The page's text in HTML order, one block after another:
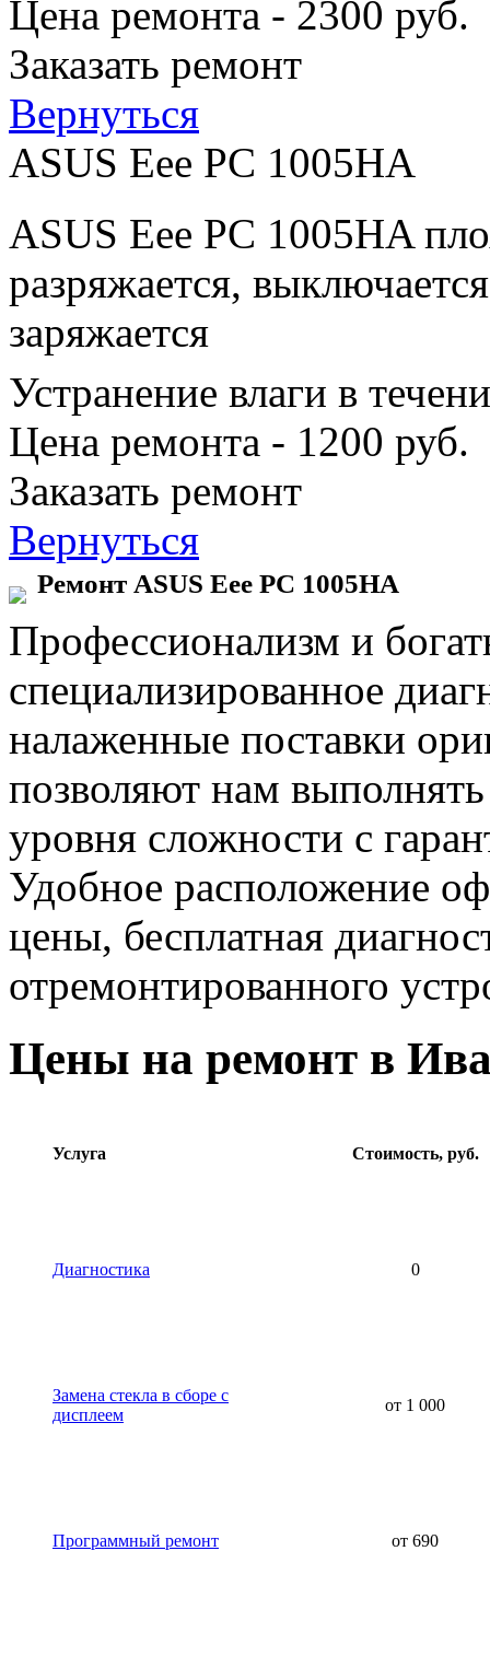
Цена ремонта - 2300 руб.
Заказать ремонт
Вернуться
ASUS Eee PC 1005HA
ASUS Eee PC 1005HA
разряжается,
заряжается
Устранение влаги в
Цена ремонта - 1200 руб.
Заказать ремонт
Вернуться
Ремонт ASUS Eee PC 1005HA
Профессионализм и
специализированное
налаженные поставки
позволяют нам
уровня сложности с
Удобное расположение
цены, бесплатная
отремонтированного
Цены на ремонт в
Услуга Стоимость, руб.
Диагностика 0
Замена стекла в сборе с
дисплеем
от 1 000
Программный ремонт от 690